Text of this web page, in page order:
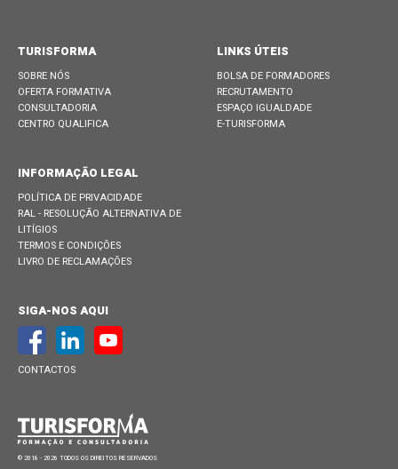
TURISFORMA
SOBRE NÓS
OFERTA FORMATIVA
CONSULTADORIA
CENTRO QUALIFICA
LINKS ÚTEIS
BOLSA DE FORMADORES
RECRUTAMENTO
ESPAÇO IGUALDADE
E-TURISFORMA
INFORMAÇÃO LEGAL
POLÍTICA DE PRIVACIDADE
RAL - RESOLUÇÃO ALTERNATIVA DE
LITÍGIOS
TERMOS E CONDIÇÕES
LIVRO DE RECLAMAÇÕES
SIGA-NOS AQUI
CONTACTOS
© 2018 - 2026 TODOS OS DIREITOS RESERVADOS